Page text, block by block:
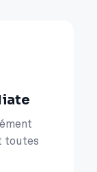
toutes